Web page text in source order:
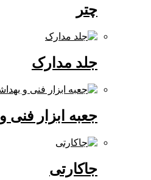
جلد مدارک
جعبه ابزار فنی و بهداشتی